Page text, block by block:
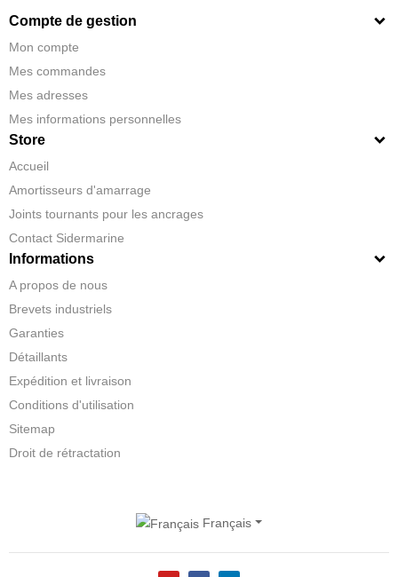
Compte de gestion
Mon compte
Mes commandes
Mes adresses
Mes informations personnelles
Store
Accueil
Amortisseurs d'amarrage
Joints tournants pour les ancrages
Contact Sidermarine
Informations
A propos de nous
Brevets industriels
Garanties
Détaillants
Expédition et livraison
Conditions d'utilisation
Sitemap
Droit de rétractation
Français